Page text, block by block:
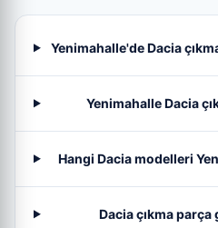
Yenimahalle'de Dacia
Yenimahalle Dacia
Hangi Dacia modelleri
Dacia çıkma